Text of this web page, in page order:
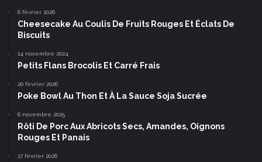
6 février 2026
Cheesecake Au Coulis De Fruits Rouges Et Éclats De
Biscuits
14 novembre 2024
Petits Flans Brocolis Et Carré Frais
20 février 2026
Poke Bowl Au Thon Et À La Sauce Soja Sucrée
6 novembre 2025
Rôti De Porc Aux Abricots Secs, Amandes, Oignons
Rouges Et Panais
17 février 2026